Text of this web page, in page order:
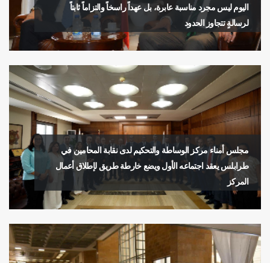
اليوم ليس مجرد مناسبة عابرة، بل عهداً راسخاً والتزاماً ثابتاً
لرسالةٍ تتجاوز الحدود
مجلس أمناء مركز الوساطة والتحكيم لدى نقابة المحامين في
طرابلس يعقد اجتماعه الأول ويضع خارطة طريق لإطلاق أعمال
المركز